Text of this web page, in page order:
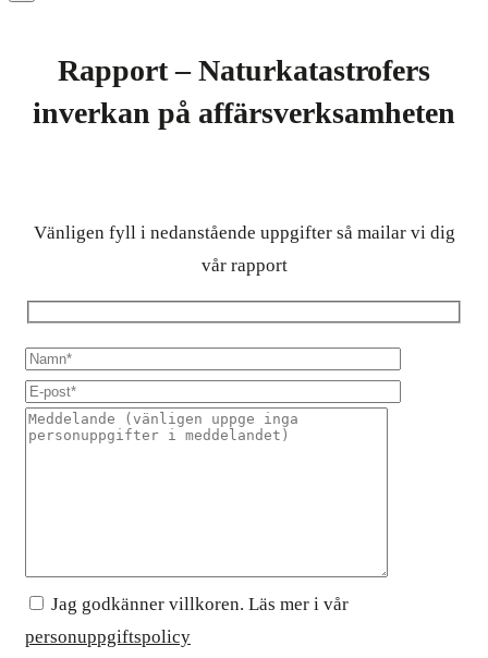
Rapport – Naturkatastrofers
inverkan på affärsverksamheten
Vänligen fyll i nedanstående uppgifter så mailar vi dig
vår rapport
Jag godkänner villkoren. Läs mer i vår
personuppgiftspolicy